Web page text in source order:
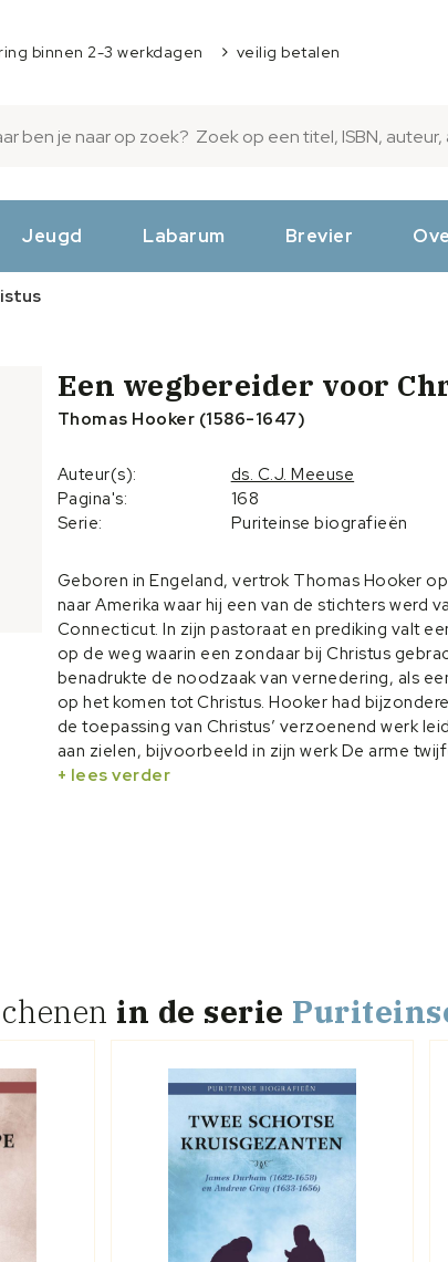
binnen 2-3 werkdagen veilig betalen
Jeugd Labarum Brevier
Een wegbereider voor
Thomas Hooker (1586-1647)
Auteur(s):
ds. C.J. Meeuse
Pagina's:
168
Serie:
Puriteinse biografieën
Geboren in Engeland, vertrok Thomas Hooker
naar Amerika waar hij een van de stichters werd
Connecticut. In zijn pastoraat en prediking valt
op de weg waarin een zondaar bij Christus
benadrukte de noodzaak van vernedering, als
op het komen tot Christus. Hooker had
de toepassing van Christus’ verzoenend werk
aan zielen, bijvoorbeeld in zijn werk De arme
tot Christus getrokken. Ook schreef hij uitvoerig
+ lees verder
in de serie